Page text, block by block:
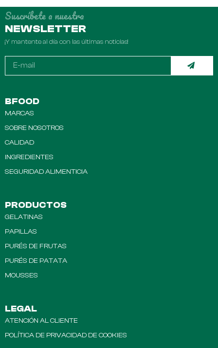
Suscríbete a nuestra
NEWSLETTER
¡Y mantente al día con las últimas noticias!
BFOOD
MARCAS
SOBRE NOSOTROS
CALIDAD
INGREDIENTES
SEGURIDAD ALIMENTICIA
PRODUCTOS
GELATINAS
PAPILLAS
PURÉS DE FRUTAS
PURÉS DE PATATA
MOUSSES
LEGAL
ATENCIÓN AL CLIENTE
POLÍTICA DE PRIVACIDAD DE COOKIES